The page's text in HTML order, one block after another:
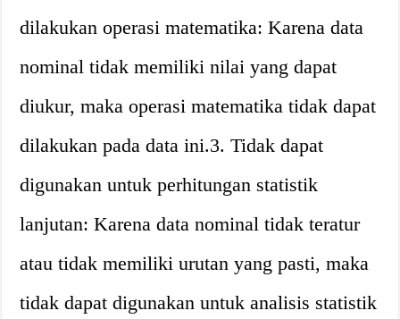
dilakukan operasi matematika: Karena data
nominal tidak memiliki nilai yang dapat
diukur, maka operasi matematika tidak dapat
dilakukan pada data ini.3. Tidak dapat
digunakan untuk perhitungan statistik
lanjutan: Karena data nominal tidak teratur
atau tidak memiliki urutan yang pasti, maka
tidak dapat digunakan untuk analisis statistik